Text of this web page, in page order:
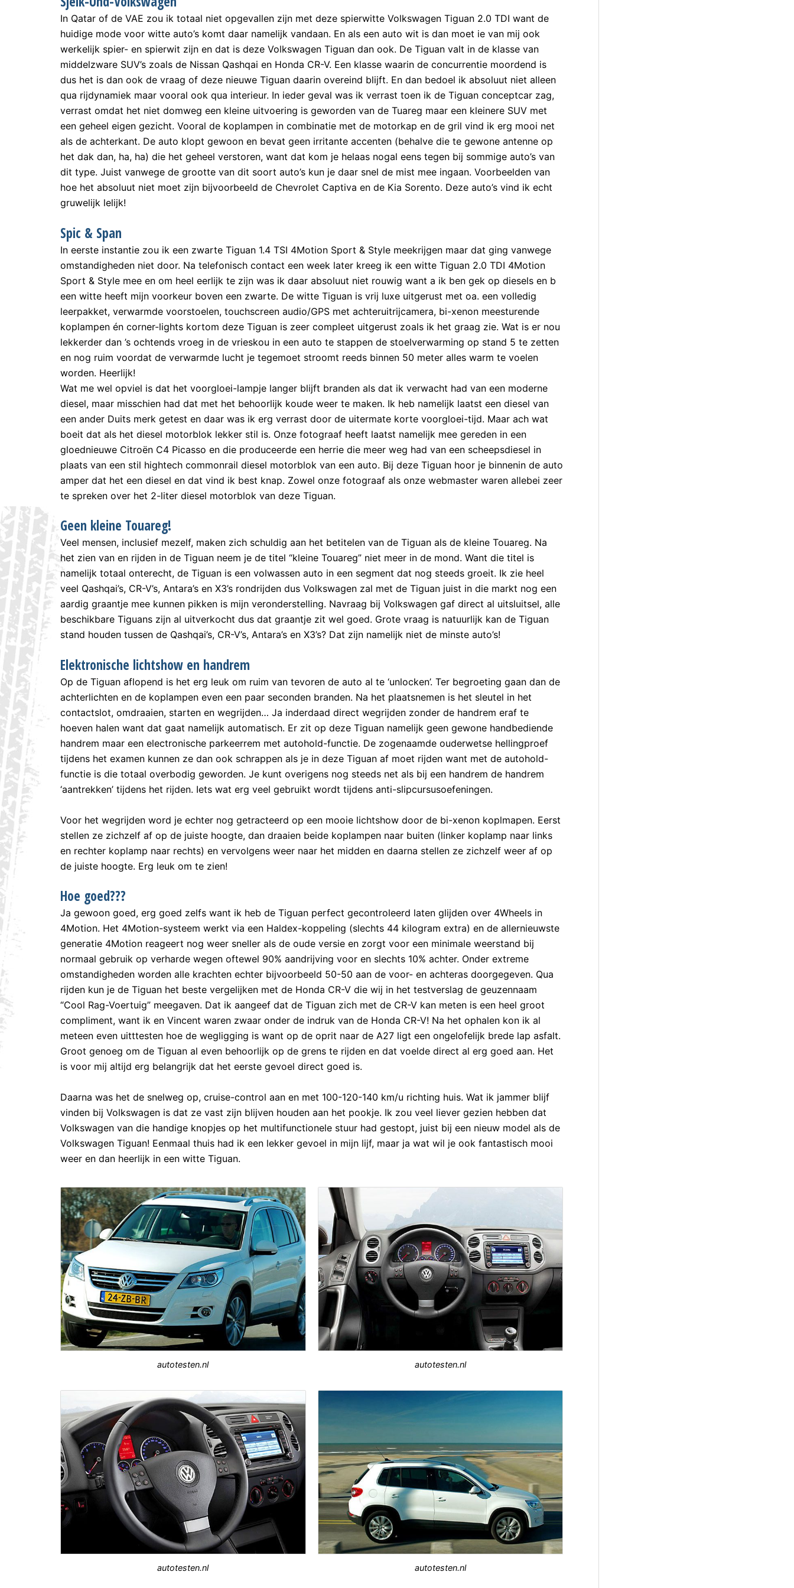
In Qatar of de VAE zou ik totaal niet opgevallen zijn met deze spierwitte Volkswagen Tiguan 2.0 TDI want de
huidige mode voor witte auto’s komt daar namelijk vandaan. En als een auto wit is dan moet ie van mij ook
werkelijk spier- en spierwit zijn en dat is deze Volkswagen Tiguan dan ook. De Tiguan valt in de klasse van
middelzware SUV’s zoals de Nissan Qashqai en Honda CR-V. Een klasse waarin de concurrentie moordend is
dus het is dan ook de vraag of deze nieuwe Tiguan daarin overeind blijft. En dan bedoel ik absoluut niet alleen
qua rijdynamiek maar vooral ook qua interieur. In ieder geval was ik verrast toen ik de Tiguan conceptcar zag,
verrast omdat het niet domweg een kleine uitvoering is geworden van de Tuareg maar een kleinere SUV met
een geheel eigen gezicht. Vooral de koplampen in combinatie met de motorkap en de gril vind ik erg mooi net
als de achterkant. De auto klopt gewoon en bevat geen irritante accenten (behalve die te gewone antenne op
het dak dan, ha, ha) die het geheel verstoren, want dat kom je helaas nogal eens tegen bij sommige auto’s van
dit type. Juist vanwege de grootte van dit soort auto’s kun je daar snel de mist mee ingaan. Voorbeelden van
hoe het absoluut niet moet zijn bijvoorbeeld de Chevrolet Captiva en de Kia Sorento. Deze auto’s vind ik echt
gruwelijk lelijk!
Spic & Span
In eerste instantie zou ik een zwarte Tiguan 1.4 TSI 4Motion Sport & Style meekrijgen maar dat ging vanwege
omstandigheden niet door. Na telefonisch contact een week later kreeg ik een witte Tiguan 2.0 TDI 4Motion
Sport & Style mee en om heel eerlijk te zijn was ik daar absoluut niet rouwig want a ik ben gek op diesels en b
een witte heeft mijn voorkeur boven een zwarte. De witte Tiguan is vrij luxe uitgerust met oa. een volledig
leerpakket, verwarmde voorstoelen, touchscreen audio/GPS met achteruitrijcamera, bi-xenon meesturende
koplampen én corner-lights kortom deze Tiguan is zeer compleet uitgerust zoals ik het graag zie. Wat is er nou
lekkerder dan ’s ochtends vroeg in de vrieskou in een auto te stappen de stoelverwarming op stand 5 te zetten
en nog ruim voordat de verwarmde lucht je tegemoet stroomt reeds binnen 50 meter alles warm te voelen
worden. Heerlijk!
Wat me wel opviel is dat het voorgloei-lampje langer blijft branden als dat ik verwacht had van een moderne
diesel, maar misschien had dat met het behoorlijk koude weer te maken. Ik heb namelijk laatst een diesel van
een ander Duits merk getest en daar was ik erg verrast door de uitermate korte voorgloei-tijd. Maar ach wat
boeit dat als het diesel motorblok lekker stil is. Onze fotograaf heeft laatst namelijk mee gereden in een
gloednieuwe Citroën C4 Picasso en die produceerde een herrie die meer weg had van een scheepsdiesel in
plaats van een stil hightech commonrail diesel motorblok van een auto. Bij deze Tiguan hoor je binnenin de auto
amper dat het een diesel en dat vind ik best knap. Zowel onze fotograaf als onze webmaster waren allebei zeer
te spreken over het 2-liter diesel motorblok van deze Tiguan.
Geen kleine Touareg!
Veel mensen, inclusief mezelf, maken zich schuldig aan het betitelen van de Tiguan als de kleine Touareg. Na
het zien van en rijden in de Tiguan neem je de titel “kleine Touareg” niet meer in de mond. Want die titel is
namelijk totaal onterecht, de Tiguan is een volwassen auto in een segment dat nog steeds groeit. Ik zie heel
veel Qashqai’s, CR-V’s, Antara’s en X3’s rondrijden dus Volkswagen zal met de Tiguan juist in die markt nog een
aardig graantje mee kunnen pikken is mijn veronderstelling. Navraag bij Volkswagen gaf direct al uitsluitsel, alle
beschikbare Tiguans zijn al uitverkocht dus dat graantje zit wel goed. Grote vraag is natuurlijk kan de Tiguan
stand houden tussen de Qashqai’s, CR-V’s, Antara’s en X3’s? Dat zijn namelijk niet de minste auto’s!
Elektronische lichtshow en handrem
Op de Tiguan aflopend is het erg leuk om ruim van tevoren de auto al te ‘unlocken’. Ter begroeting gaan dan de
achterlichten en de koplampen even een paar seconden branden. Na het plaatsnemen is het sleutel in het
contactslot, omdraaien, starten en wegrijden… Ja inderdaad direct wegrijden zonder de handrem eraf te
hoeven halen want dat gaat namelijk automatisch. Er zit op deze Tiguan namelijk geen gewone handbediende
handrem maar een electronische parkeerrem met autohold-functie. De zogenaamde ouderwetse hellingproef
tijdens het examen kunnen ze dan ook schrappen als je in deze Tiguan af moet rijden want met de autohold-
functie is die totaal overbodig geworden. Je kunt overigens nog steeds net als bij een handrem de handrem
‘aantrekken’ tijdens het rijden. Iets wat erg veel gebruikt wordt tijdens anti-slipcursusoefeningen.
Voor het wegrijden word je echter nog getracteerd op een mooie lichtshow door de bi-xenon koplmapen. Eerst
stellen ze zichzelf af op de juiste hoogte, dan draaien beide koplampen naar buiten (linker koplamp naar links
en rechter koplamp naar rechts) en vervolgens weer naar het midden en daarna stellen ze zichzelf weer af op
de juiste hoogte. Erg leuk om te zien!
Hoe goed???
Ja gewoon goed, erg goed zelfs want ik heb de Tiguan perfect gecontroleerd laten glijden over 4Wheels in
4Motion. Het 4Motion-systeem werkt via een Haldex-koppeling (slechts 44 kilogram extra) en de allernieuwste
generatie 4Motion reageert nog weer sneller als de oude versie en zorgt voor een minimale weerstand bij
normaal gebruik op verharde wegen oftewel 90% aandrijving voor en slechts 10% achter. Onder extreme
omstandigheden worden alle krachten echter bijvoorbeeld 50-50 aan de voor- en achteras doorgegeven. Qua
rijden kun je de Tiguan het beste vergelijken met de Honda CR-V die wij in het testverslag de geuzennaam
“Cool Rag-Voertuig” meegaven. Dat ik aangeef dat de Tiguan zich met de CR-V kan meten is een heel groot
compliment, want ik en Vincent waren zwaar onder de indruk van de Honda CR-V! Na het ophalen kon ik al
meteen even uitttesten hoe de wegligging is want op de oprit naar de A27 ligt een ongelofelijk brede lap asfalt.
Groot genoeg om de Tiguan al even behoorlijk op de grens te rijden en dat voelde direct al erg goed aan. Het
is voor mij altijd erg belangrijk dat het eerste gevoel direct goed is.
Daarna was het de snelweg op, cruise-control aan en met 100-120-140 km/u richting huis. Wat ik jammer blijf
vinden bij Volkswagen is dat ze vast zijn blijven houden aan het pookje. Ik zou veel liever gezien hebben dat
Volkswagen van die handige knopjes op het multifunctionele stuur had gestopt, juist bij een nieuw model als de
Volkswagen Tiguan! Eenmaal thuis had ik een lekker gevoel in mijn lijf, maar ja wat wil je ook fantastisch mooi
weer en dan heerlijk in een witte Tiguan.
autotesten.nl autotesten.nl
autotesten.nl autotesten.nl